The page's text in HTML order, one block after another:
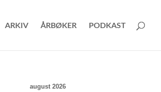
ARKIV ÅRBØKER PODKAST
august 2026